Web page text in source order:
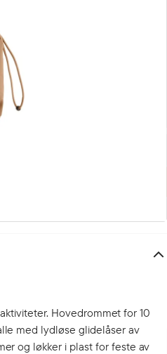
Hovedrommet for 10
med lydløse glidelåser av
og løkker i plast for feste av